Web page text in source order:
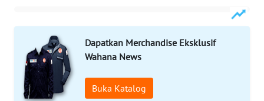
Dapatkan Merchandise Eksklusif
Wahana News
Buka Katalog
WAHANA
ADVOKAT
WAHANA
INFRASTRUKTUR